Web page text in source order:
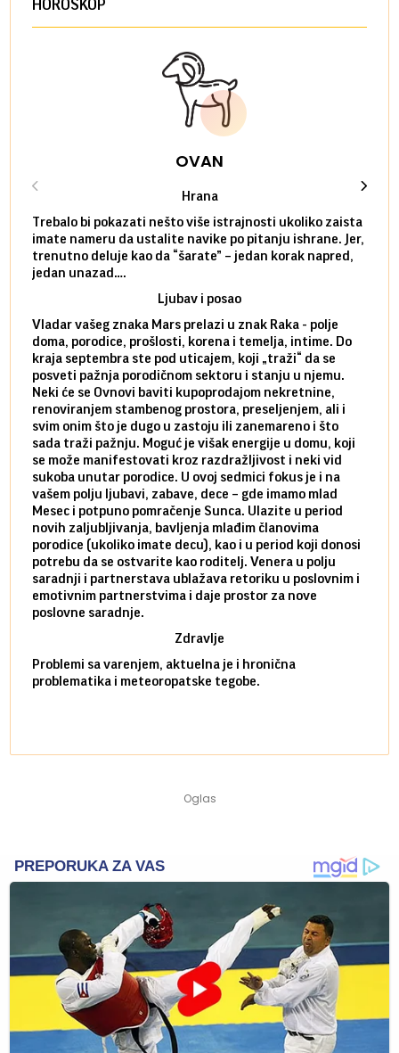
HOROSKOP
OVAN
Hrana
Trebalo bi pokazati nešto više istrajnosti ukoliko zaista
imate nameru da ustalite navike po pitanju ishrane. Jer,
trenutno deluje kao da “šarate” – jedan korak napred,
jedan unazad….
Ljubav i posao
Vladar vašeg znaka Mars prelazi u znak Raka - polje
doma, porodice, prošlosti, korena i temelja, intime. Do
kraja septembra ste pod uticajem, koji „traži“ da se
posveti pažnja porodičnom sektoru i stanju u njemu.
Neki će se Ovnovi baviti kupoprodajom nekretnine,
renoviranjem stambenog prostora, preseljenjem, ali i
svim onim što je dugo u zastoju ili zanemareno i što
sada traži pažnju. Moguć je višak energije u domu, koji
se može manifestovati kroz razdražljivost i neki vid
sukoba unutar porodice. U ovoj sedmici fokus je i na
vašem polju ljubavi, zabave, dece – gde imamo mlad
Mesec i potpuno pomračenje Sunca. Ulazite u period
novih zaljubljivanja, bavljenja mlađim članovima
porodice (ukoliko imate decu), kao i u period koji donosi
potrebu da se ostvarite kao roditelj. Venera u polju
saradnji i partnerstava ublažava retoriku u poslovnim i
emotivnim partnerstvima i daje prostor za nove
poslovne saradnje.
Zdravlje
Problemi sa varenjem, aktuelna je i hronična
problematika i meteoropatske tegobe.